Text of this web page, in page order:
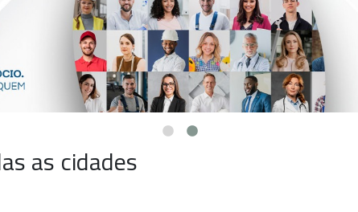
as cidades